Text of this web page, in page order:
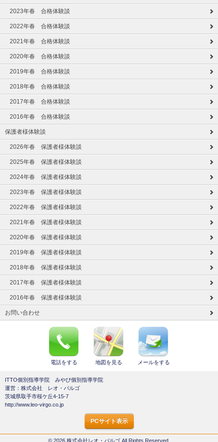
2023年春 合格体験談
2022年春 合格体験談
2021年春 合格体験談
2020年春 合格体験談
2019年春 合格体験談
2018年春 合格体験談
2017年春 合格体験談
2016年春 合格体験談
保護者様体験談
2026年春 保護者様体験談
2025年春 保護者様体験談
2024年春 保護者様体験談
2023年春 保護者様体験談
2022年春 保護者様体験談
2021年春 保護者様体験談
2020年春 保護者様体験談
2019年春 保護者様体験談
2018年春 保護者様体験談
2017年春 保護者様体験談
2016年春 保護者様体験談
お問い合わせ
電話をする 地図を見る メールをする
ITTO個別指導学院 みやび個別指導学院
運営：株式会社 レオ・バルゴ
茨城県取手市桜ケ丘4-15-7
http://www.leo-virgo.co.jp
PCサイト表示
© 2026 株式会社レオ・バルゴ All Rights Reserved.